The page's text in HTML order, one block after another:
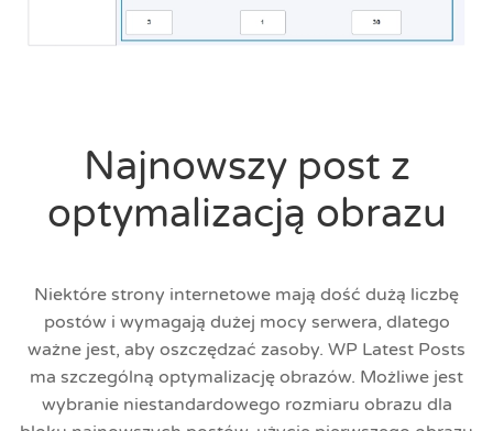
Najnowszy post z
optymalizacją obrazu
Niektóre strony internetowe mają dość dużą liczbę
postów i wymagają dużej mocy serwera, dlatego
ważne jest, aby oszczędzać zasoby. WP Latest Posts
ma szczególną optymalizację obrazów. Możliwe jest
wybranie niestandardowego rozmiaru obrazu dla